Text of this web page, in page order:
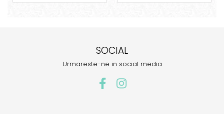
SOCIAL
Urmareste-ne in social media